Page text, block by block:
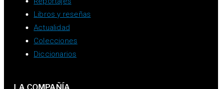
Libros y reseñas
Actualidad
Colecciones
Diccionarios